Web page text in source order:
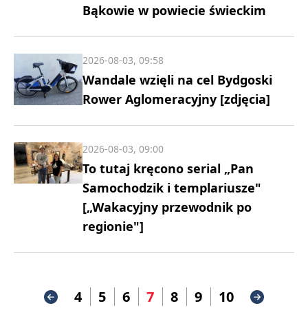
Bąkowie w powiecie świeckim
Wandale wzięli na cel Bydgoski
Rower Aglomeracyjny [zdjęcia]
2026-08-03, 09:58
To tutaj kręcono serial „Pan
Samochodzik i templariusze"
[„Wakacyjny przewodnik po
regionie"]
2026-08-03, 09:00
4 5 6 7 8 9 10